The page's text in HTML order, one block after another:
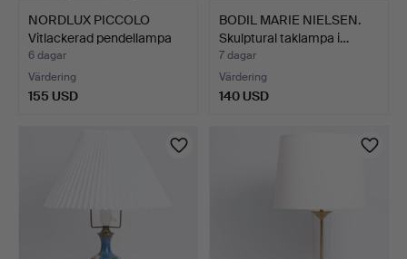
NORDLUX PICCOLO
Vitlackerad pendellampa
me…
6 dagar
Värdering
155 USD
BODIL MARIE NIELSEN.
Skulptural taklampa i…
7 dagar
Värdering
140 USD